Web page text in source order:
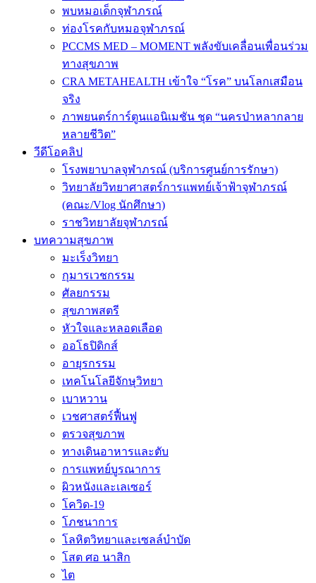
พบหมอเด็กจุฬาภรณ์
ท่องโรคกับหมอจุฬาภรณ์
PCCMS MED – MOMENT พลังขับเคลื่อนเพื่อนร่วม
ทางสุขภาพ
CRA METAHEALTH เข้าใจ “โรค” บนโลกเสมือน
จริง
ภาพยนตร์การ์ตูนแอนิเมชัน ชุด “นครป่าหลากลาย
หลายชีวิต”
วีดีโอคลิป
โรงพยาบาลจุฬาภรณ์ (บริการศูนย์การรักษา)
วิทยาลัยวิทยาศาสตร์การแพทย์เจ้าฟ้าจุฬาภรณ์
(คณะ/Vlog นักศึกษา)
ราชวิทยาลัยจุฬาภรณ์
บทความสุขภาพ
มะเร็งวิทยา
กุมารเวชกรรม
ศัลยกรรม
สุขภาพสตรี
หัวใจและหลอดเลือด
ออโธปิดิกส์
อายุรกรรม
เทคโนโลยีจักษุวิทยา
เบาหวาน
เวชศาสตร์ฟื้นฟู
ตรวจสุขภาพ
ทางเดินอาหารและตับ
การแพทย์บูรณาการ
ผิวหนังและเลเซอร์
โควิด-19
โภชนาการ
โลหิตวิทยาและเซลล์บำบัด
โสต ศอ นาสิก
ไต